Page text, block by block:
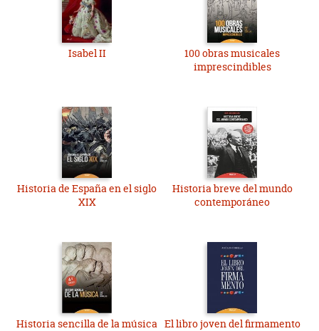
Isabel II
100 obras musicales
imprescindibles
Historia de España en el siglo
XIX
Historia breve del mundo
contemporáneo
Historia sencilla de la música El libro joven del firmamento